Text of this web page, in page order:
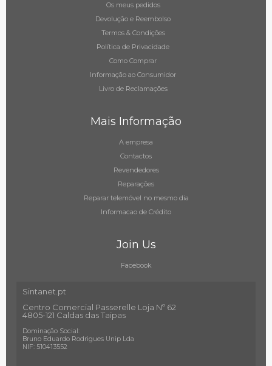
Os meus pedidos
Devolução e Reembolso
Termos & Condições
Política de Privacidade
Como Comprar
Informação ao Consumidor
Livro de Reclamações
Mais Informação
A empresa
Contactos
Revendedores
Reparações
Reparar telemóvel no mesmo dia
Informacao de Crédito
Join Us
Facebook
Sintanet.pt
Centro Comercial Passerelle Loja Nº 62
4805-121 Caldas das Taipas
Dominação Social:
Bruno Eduardo Rodrigues Unip Lda
NIF: 510413552